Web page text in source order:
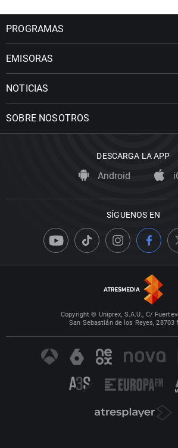
PROGRAMAS
EMISORAS
NOTICIAS
SOBRE NOSOTROS
DESCARGA LA APP
Android
SÍGUENOS EN
Copyright © Uniprex, S.A.U., C/
San Sebastián de los Reyes, 28703